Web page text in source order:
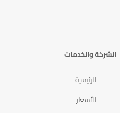
الشركة والخدمات
الرئيسية
الأسعار